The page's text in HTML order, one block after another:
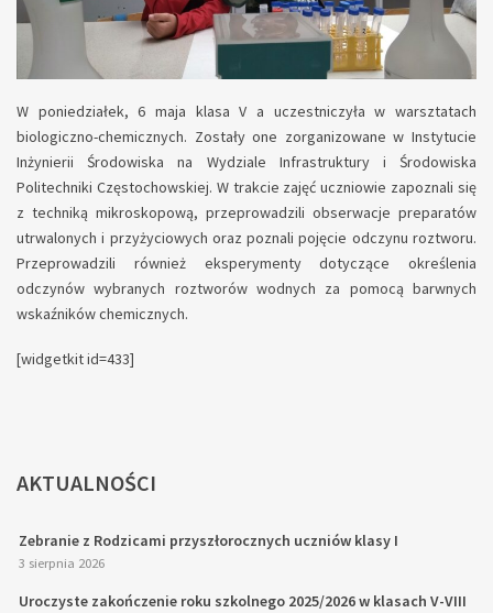
W poniedziałek, 6 maja klasa V a uczestniczyła w warsztatach
biologiczno-chemicznych. Zostały one zorganizowane w Instytucie
Inżynierii Środowiska na Wydziale Infrastruktury i Środowiska
Politechniki Częstochowskiej. W trakcie zajęć uczniowie zapoznali się
z techniką mikroskopową, przeprowadzili obserwacje preparatów
utrwalonych i przyżyciowych oraz poznali pojęcie odczynu roztworu.
Przeprowadzili również eksperymenty dotyczące określenia
odczynów wybranych roztworów wodnych za pomocą barwnych
wskaźników chemicznych.
[widgetkit id=433]
AKTUALNOŚCI
Zebranie z Rodzicami przyszłorocznych uczniów klasy I
3 sierpnia 2026
Uroczyste zakończenie roku szkolnego 2025/2026 w klasach V-VIII